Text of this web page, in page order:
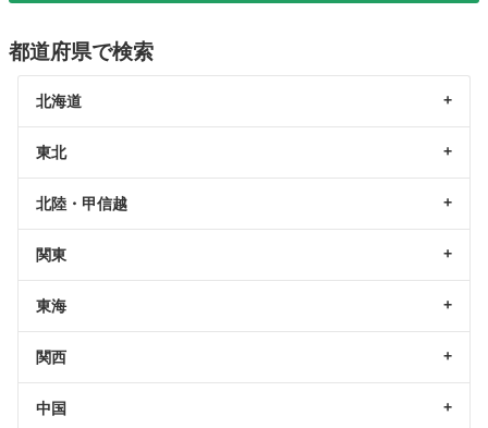
都道府県で検索
北海道
東北
北陸・甲信越
関東
東海
関西
中国